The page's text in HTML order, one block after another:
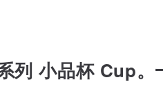
列 小品杯 Cup。